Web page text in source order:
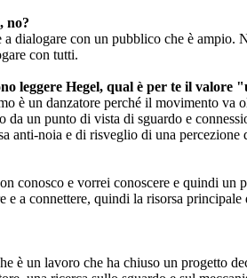
no?
dialogare con un pubblico che è
con tutti.
leggere Hegel, qual è per te il valore
è un danzatore perché il movimento va
un punto di vista di sguardo e
anti-noia e di risveglio di una
conosco e vorrei conoscere e quindi
a connettere, quindi la risorsa
è un lavoro che ha chiuso un progetto